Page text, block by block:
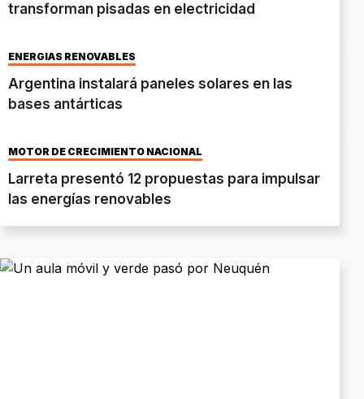
transforman pisadas en electricidad
ENERGÍAS RENOVABLES
Argentina instalará paneles solares en las
bases antárticas
MOTOR DE CRECIMIENTO NACIONAL
Larreta presentó 12 propuestas para impulsar
las energías renovables